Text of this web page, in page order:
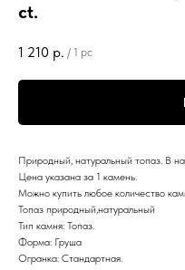
ct.
1 210 р. / 1 pc
Природный, натуральный топаз. В
Цена указана за 1 камень.
Можно купить любое количество
Топаз природный,натуральный
Тип камня: Топаз.
Форма: Груша
Огранка: Стандартная.